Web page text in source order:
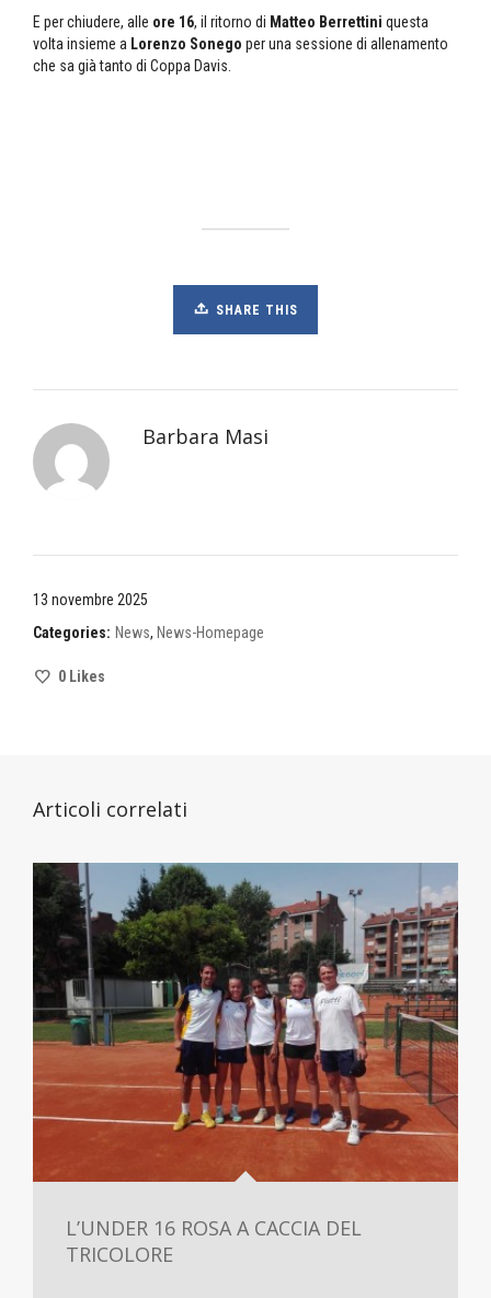
E per chiudere, alle ore 16, il ritorno di Matteo Berrettini questa
volta insieme a Lorenzo Sonego per una sessione di allenamento
che sa già tanto di Coppa Davis.
SHARE THIS
Barbara Masi
13 novembre 2025
Categories: News, News-Homepage
0 Likes
Articoli correlati
L’UNDER 16 ROSA A CACCIA DEL
TRICOLORE